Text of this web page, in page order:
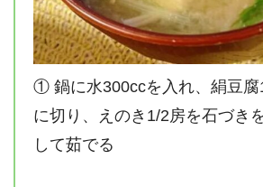
① 鍋に水300ccを入れ、絹豆腐
に切り、えのき1/2房を石づき
して茹でる